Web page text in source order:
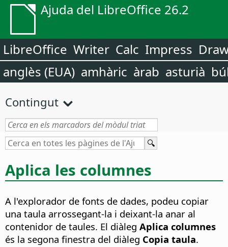
Ajuda del LibreOffice 26.2
LibreOffice Writer Calc Impress
anglès (EUA) amhàric àrab asturià
Contingut
Aplica les columnes
A l'explorador de fonts de dades, podeu copiar
una taula arrossegant-la i deixant-la anar al
contenidor de taules. El diàleg Aplica columnes
és la segona finestra del diàleg Copia taula.